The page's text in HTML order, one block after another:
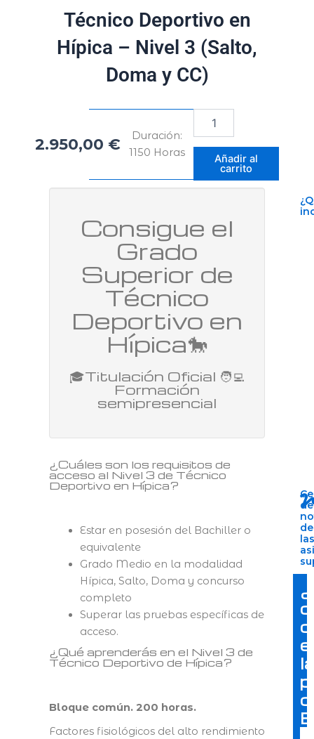
Técnico Deportivo en
Hípica – Nivel 3 (Salto,
Doma y CC)
2.950,00 €
Duración:
1150 Horas
Deportivo
Hípica
Nivel
Doma
CC)
cantidad
Añadir al
carrito
Consigue el
Grado
Superior de
Técnico
Deportivo en
Hípica🐎
🎓Titulación Oficial 🧑‍💻
Formación
semipresencial
¿Cuáles son los requisitos de
acceso al Nivel 3 de Técnico
Deportivo en Hípica?
Estar en posesión del Bachiller o
equivalente
Grado Medio en la modalidad
Hípica, Salto, Doma y concurso
completo
Superar las pruebas específicas de
acceso.
¿Qué aprenderás en el Nivel 3 de
Técnico Deportivo de Hípica?
Bloque común. 200 horas.
Factores fisiológicos del alto rendimiento
de
de
las
la